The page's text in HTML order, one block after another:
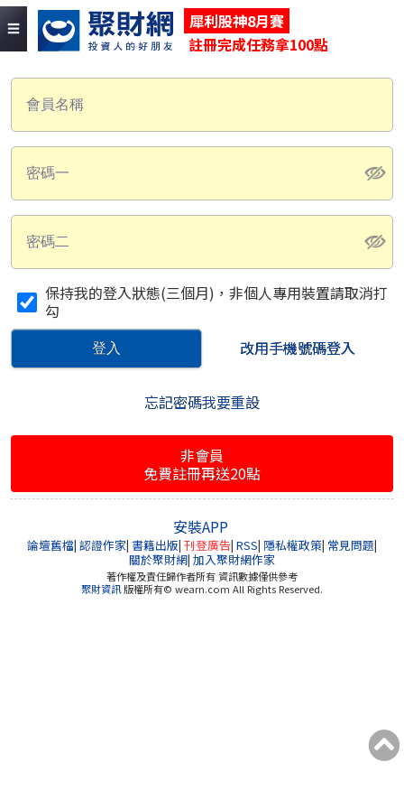
犀利股神8月賽
註冊完成任務拿100點
保持我的登入狀態(三個月)，非個人專用裝置請取消打
勾
登入 改用手機號碼登入
忘記密碼我要重設
非會員
免費註冊再送20點
安裝APP
論壇舊檔| 認證作家| 書籍出版| 刊登廣告| RSS| 隱私權政策| 常見問題|
關於聚財網| 加入聚財網作家
著作權及責任歸作者所有 資訊數據僅供參考
聚財資訊版權所有© wearn.com All Rights Reserved.